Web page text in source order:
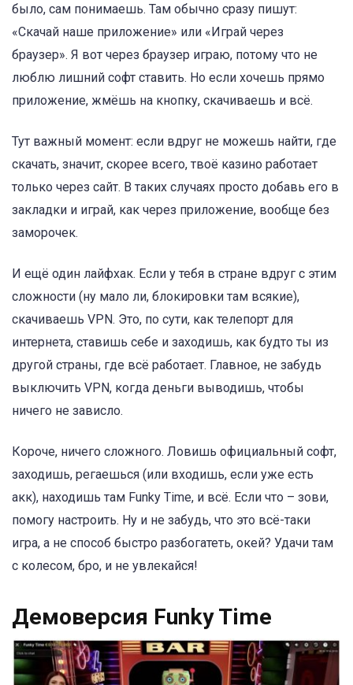
было, сам понимаешь. Там обычно сразу пишут:
«Скачай наше приложение» или «Играй через
браузер». Я вот через браузер играю, потому что не
люблю лишний софт ставить. Но если хочешь прямо
приложение, жмёшь на кнопку, скачиваешь и всё.
Тут важный момент: если вдруг не можешь найти, где
скачать, значит, скорее всего, твоё казино работает
только через сайт. В таких случаях просто добавь его в
закладки и играй, как через приложение, вообще без
заморочек.
И ещё один лайфхак. Если у тебя в стране вдруг с этим
сложности (ну мало ли, блокировки там всякие),
скачиваешь VPN. Это, по сути, как телепорт для
интернета, ставишь себе и заходишь, как будто ты из
другой страны, где всё работает. Главное, не забудь
выключить VPN, когда деньги выводишь, чтобы
ничего не зависло.
Короче, ничего сложного. Ловишь официальный софт,
заходишь, регаешься (или входишь, если уже есть
акк), находишь там Funky Time, и всё. Если что – зови,
помогу настроить. Ну и не забудь, что это всё-таки
игра, а не способ быстро разбогатеть, окей? Удачи там
с колесом, бро, и не увлекайся!
Демоверсия Funky Time